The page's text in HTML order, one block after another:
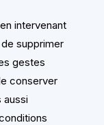
intervenant
supprimer
gestes
conserver
aussi